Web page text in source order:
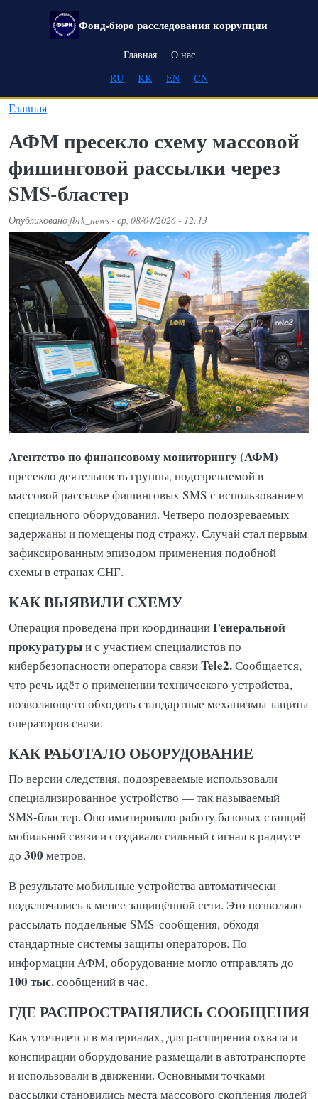
Перейти к основному содержанию
Фонд-бюро расследования коррупции
Main navigation
Главная
О нас
RU
KK EN CN
Главная
АФМ пресекло схему массовой
фишинговой рассылки через
SMS-бластер
Опубликованоfbrk_news- ср, 08/04/2026 - 12:13
Агентство по финансовому мониторингу (АФМ)
пресекло деятельность группы, подозреваемой в
массовой рассылке фишинговых SMS с использованием
специального оборудования. Четверо подозреваемых
задержаны и помещены под стражу. Случай стал первым
зафиксированным эпизодом применения подобной
схемы в странах СНГ.
КАК ВЫЯВИЛИ СХЕМУ
Операция проведена при координацииГенеральной
прокуратурыи с участием специалистов по
кибербезопасности оператора связиTele2.Сообщается,
что речь идёт о применении технического устройства,
позволяющего обходить стандартные механизмы защиты
операторов связи.
КАК РАБОТАЛО ОБОРУДОВАНИЕ
По версии следствия, подозреваемые использовали
специализированное устройство — так называемый
SMS-бластер. Оно имитировало работу базовых станций
мобильной связи и создавало сильный сигнал в радиусе
до 300 метров.
В результате мобильные устройства автоматически
подключались к менее защищённой сети. Это позволяло
рассылать поддельные SMS-сообщения, обходя
стандартные системы защиты операторов. По
информации АФМ, оборудование могло отправлять до
100 тыс.сообщений в час.
ГДЕ РАСПРОСТРАНЯЛИСЬ СООБЩЕНИЯ
Как уточняется в материалах, для расширения охвата и
конспирации оборудование размещали в автотранспорте
и использовали в движении. Основными точками
рассылки становились места массового скопления людей